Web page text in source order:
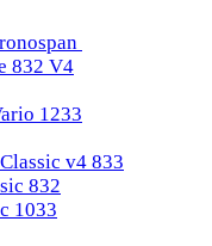
832 V4
1233
v4 833
832
1033